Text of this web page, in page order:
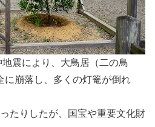
震により、大鳥居（二の鳥
に崩落し、多くの灯篭が倒れ
たりしたが、国宝や重要文化財